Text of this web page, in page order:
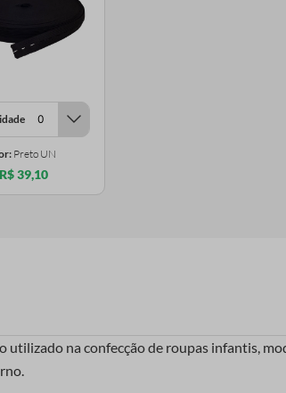
Preto UN
R$ 39,10
na confecção de roupas infantis,